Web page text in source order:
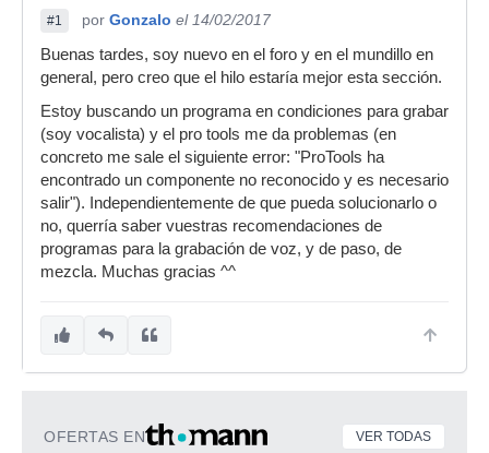
#1 por Gonzalo el 14/02/2017
Buenas tardes, soy nuevo en el foro y en el mundillo en
general, pero creo que el hilo estaría mejor esta sección.
Estoy buscando un programa en condiciones para grabar
(soy vocalista) y el pro tools me da problemas (en
concreto me sale el siguiente error: "ProTools ha
encontrado un componente no reconocido y es necesario
salir"). Independientemente de que pueda solucionarlo o
no, querría saber vuestras recomendaciones de
programas para la grabación de voz, y de paso, de
mezcla. Muchas gracias ^^
OFERTAS EN VER TODAS